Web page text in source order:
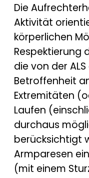
Die
Aktivität
körperlichen
Respektierung
die von der
Betroffenheit
Extremitäten
Laufen
durchaus
berücksichtigt
Armparesen
(mit einem